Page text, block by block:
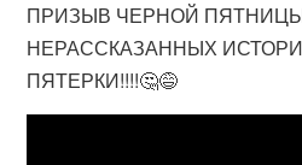
ПРИЗЫВ ЧЕРНОЙ
НЕРАССКАЗАННЫХ
ПЯТЕРКИ!!!!🤔😅